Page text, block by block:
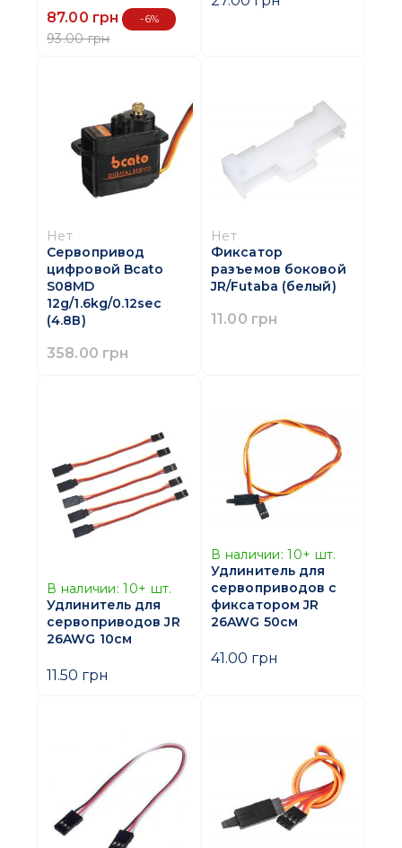
87.00 грн -6%
93.00 грн
Нет
Сервопривод
цифровой Bcato
S08MD
12g/1.6kg/0.12sec
(4.8В)
358.00 грн
Нет
Фиксатор
разъемов боковой
JR/Futaba (белый)
11.00 грн
В наличии: 10+ шт.
Удлинитель для
сервоприводов JR
26AWG 10см
11.50 грн
В наличии: 10+ шт.
Удлинитель для
сервоприводов с
фиксатором JR
26AWG 50см
41.00 грн